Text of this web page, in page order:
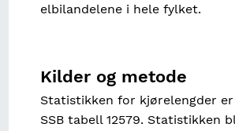
elbilandelene i hele fylket.
Kilder og metode
Statistikken for kjørelengder
SSB tabell 12579. Statistikken